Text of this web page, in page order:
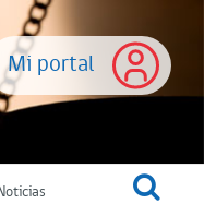
Mi portal